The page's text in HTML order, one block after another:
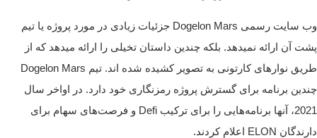
وب سایت رسمی Dogelon Mars جزئیات زیادی در مورد پروژه یا تیم
پشت آن ارائه نمیدهد. بلکه چندین داستان تخیلی را ارائه میدهد که از
طریق نوارهای کارتونی به تصویر کشیده شده اند.
تیم Dogelon Mars
چندین برنامه برای گسترش پروژه رمزنگاری خود دارد. در اواخر سال
2021، آنها برنامه‌هایی را برای ترکیب Defi و فرصت‌های سهام برای
دارندگان ELON اعلام کردند.